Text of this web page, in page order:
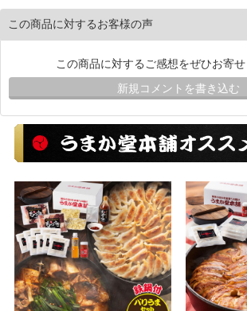
この商品に対するお客様の声
この商品に対するご感想をぜひお寄せ
新規コメントを書き込む